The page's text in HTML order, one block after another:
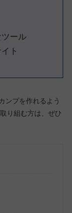
ール
ト
ンプを作れるよう
り組む方は、ぜひ